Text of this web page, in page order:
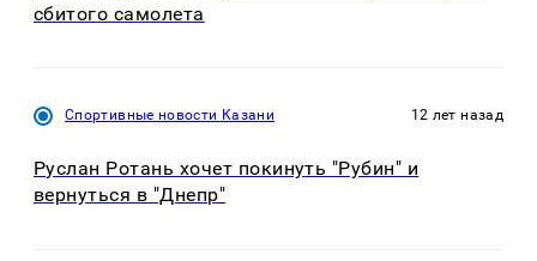
сбитого самолета
Спортивные новости Казани 12 лет назад
Руслан Ротань хочет покинуть "Рубин" и
вернуться в "Днепр"